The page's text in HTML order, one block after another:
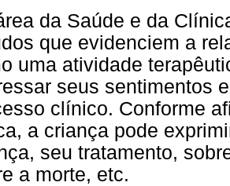
da Saúde e da
que evidenciem a
uma atividade
seus sentimentos
clínico. Conforme
a criança pode
seu tratamento,
a morte, etc.